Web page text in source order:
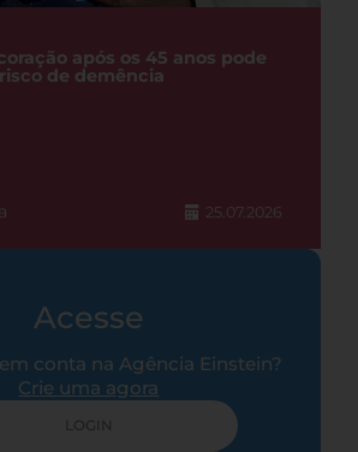
após os 45 anos pode
de demência
25.07.2026
Acesse
conta na Agência Einstein?
Crie uma agora